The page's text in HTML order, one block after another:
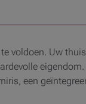
voldoen. Uw
een